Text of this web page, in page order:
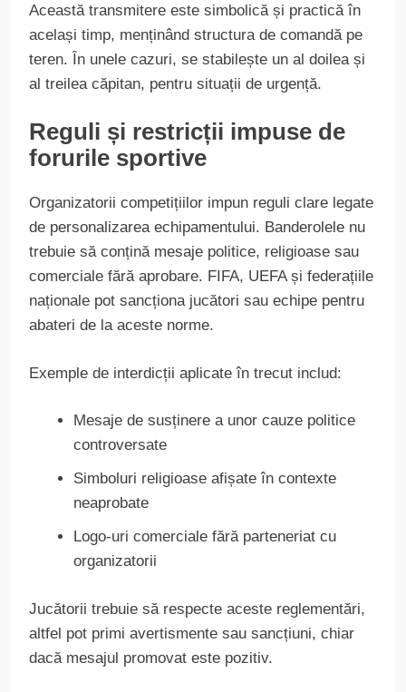
Această transmitere este simbolică și practică în
același timp, menținând structura de comandă pe
teren. În unele cazuri, se stabilește un al doilea și
al treilea căpitan, pentru situații de urgență.
Reguli și restricții impuse de
forurile sportive
Organizatorii competițiilor impun reguli clare legate
de personalizarea echipamentului. Banderolele nu
trebuie să conțină mesaje politice, religioase sau
comerciale fără aprobare. FIFA, UEFA și federațiile
naționale pot sancționa jucători sau echipe pentru
abateri de la aceste norme.
Exemple de interdicții aplicate în trecut includ:
Mesaje de susținere a unor cauze politice
controversate
Simboluri religioase afișate în contexte
neaprobate
Logo-uri comerciale fără parteneriat cu
organizatorii
Jucătorii trebuie să respecte aceste reglementări,
altfel pot primi avertismente sau sancțiuni, chiar
dacă mesajul promovat este pozitiv.